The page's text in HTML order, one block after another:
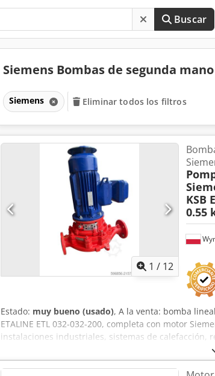
Buscar
Siemens Bombas de segunda
Siemens Eliminar todos los filtros
1 / 12
KSB
0.55
Estado: muy bueno (usado), A la venta: bomba
ETALINE ETL 032-032-200, completa con motor
instalaciones industriales, sistemas de calefacción,
LA BOMBA Fabricante: KSB Modelo: ETALINE ETL
m Diámetro del impulsor: 191 mm Velocidad de